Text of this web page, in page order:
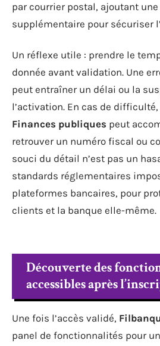
par courrier postal, ajoutant
supplémentaire pour sécuriser
Un réflexe utile : prendre le
donnée avant validation. Une
peut entraîner un délai ou la
l’activation. En cas de difficulté,
Finances publiques peut
retrouver un numéro fiscal ou
souci du détail n’est pas un
standards réglementaires
plateformes bancaires, pour
clients et la banque elle-même.
Découverte des
accessibles après
Une fois l’accès validé,
panel de fonctionnalités pour